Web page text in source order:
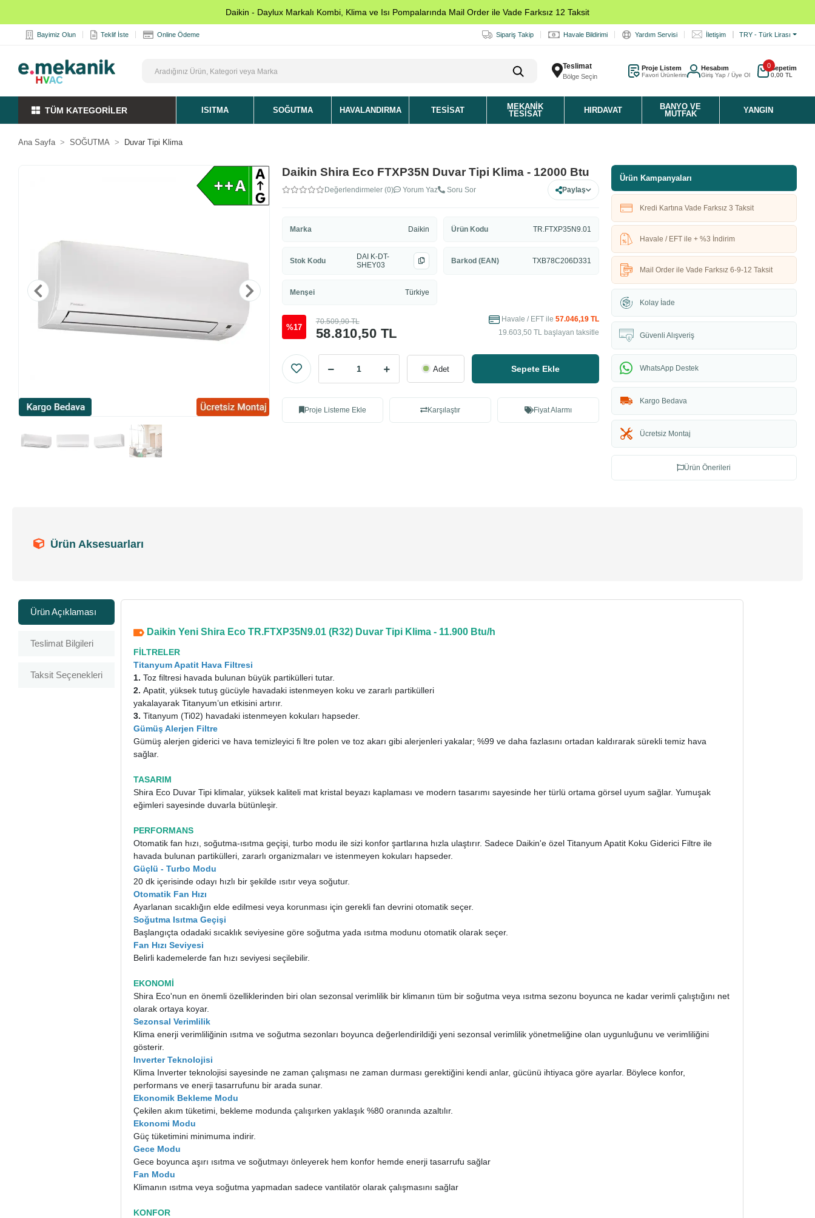
Daikin - Daylux Markalı Kombi, Klima ve Isı Pompalarında Mail Order ile Vade Farksız 12 Taksit
Bayimiz Olun Teklif İste Online Ödeme Sipariş Takip Havale Bildirimi Yardım Servisi İletişim TRY - Türk Lirası
Teslimat
Bölge Seçin
Proje Listem
Favori Ürünlerim
Hesabım
Giriş Yap / Üye Ol
0Sepetim
0,00 TL
TÜM KATEGORİLER ISITMA SOĞUTMA HAVALANDIRMA TESISAT
MEKANIK
TESISAT
HIRDAVAT
BANYO VE
MUTFAK
YANGIN
Ana Sayfa SOĞUTMA Duvar Tipi Klima
Daikin Shira Eco FTXP35N Duvar Tipi Klima - 12000 Btu
Değerlendirmeler (0) Yorum Yaz Soru Sor Paylaş
Marka Daikin Ürün Kodu TR.FTXP35N9.01
Stok Kodu
DAI K-DT-
SHEY03
Barkod (EAN) TXB78C206D331
Menşei Türkiye
%17 58.810,50 TL
70.509,90 TL Havale / EFT ile 57.046,19 TL
19.603,50 TL başlayan taksitle
Adet Sepete Ekle
Proje Listeme Ekle Karşılaştır Fiyat Alarmı
Ürün Kampanyaları
Kredi Kartına Vade Farksız 3 Taksit
Havale / EFT ile + %3 İndirim
Mail Order ile Vade Farksız 6-9-12 Taksit
Kolay İade
Güvenli Alışveriş
WhatsApp Destek
Kargo Bedava
Ücretsiz Montaj
Ürün Önerileri
Ürün Aksesuarları
Ürün Açıklaması
Teslimat Bilgileri
Taksit Seçenekleri
Daikin Yeni Shira Eco TR.FTXP35N9.01 (R32) Duvar Tipi Klima - 11.900 Btu/h
FİLTRELER
Titanyum Apatit Hava Filtresi
1. Toz ﬁltresi havada bulunan büyük partikülleri tutar.
2. Apatit, yüksek tutuş gücüyle havadaki istenmeyen koku ve zararlı partikülleri
yakalayarak Titanyum’un etkisini artırır.
3.Titanyum (Ti02) havadaki istenmeyen kokuları hapseder.
Gümüş Alerjen Filtre
Gümüş alerjen giderici ve hava temizleyici ﬁ ltre polen ve toz akarı gibi alerjenleri yakalar; %99 ve daha fazlasını ortadan kaldırarak sürekli temiz hava
sağlar.
TASARIM
Shira Eco Duvar Tipi klimalar, yüksek kaliteli mat kristal beyazı kaplaması ve modern tasarımı sayesinde her türlü ortama görsel uyum sağlar. Yumuşak
eğimleri sayesinde duvarla bütünleşir.
PERFORMANS
Otomatik fan hızı, soğutma-ısıtma geçişi, turbo modu ile sizi konfor şartlarına hızla ulaştırır. Sadece Daikin'e özel Titanyum Apatit Koku Giderici Filtre ile
havada bulunan partikülleri, zararlı organizmaları ve istenmeyen kokuları hapseder.
Güçlü - Turbo Modu
20 dk içerisinde odayı hızlı bir şekilde ısıtır veya soğutur.
Otomatik Fan Hızı
Ayarlanan sıcaklığın elde edilmesi veya korunması için gerekli fan devrini otomatik seçer.
Soğutma Isıtma Geçişi
Başlangıçta odadaki sıcaklık seviyesine göre soğutma yada ısıtma modunu otomatik olarak seçer.
Fan Hızı Seviyesi
Belirli kademelerde fan hızı seviyesi seçilebilir.
EKONOMİ
Shira Eco'nun en önemli özelliklerinden biri olan sezonsal verimlilik bir klimanın tüm bir soğutma veya ısıtma sezonu boyunca ne kadar verimli çalıştığını net
olarak ortaya koyar.
Sezonsal Verimlilik
Klima enerji verimliliğinin ısıtma ve soğutma sezonları boyunca değerlendirildiği yeni sezonsal verimlilik yönetmeliğine olan uygunluğunu ve verimliliğini
gösterir.
Inverter Teknolojisi
Klima Inverter teknolojisi sayesinde ne zaman çalışması ne zaman durması gerektiğini kendi anlar, gücünü ihtiyaca göre ayarlar. Böylece konfor,
performans ve enerji tasarrufunu bir arada sunar.
Ekonomik Bekleme Modu
Çekilen akım tüketimi, bekleme modunda çalışırken yaklaşık %80 oranında azaltılır.
Ekonomi Modu
Güç tüketimini minimuma indirir.
Gece Modu
Gece boyunca aşırı ısıtma ve soğutmayı önleyerek hem konfor hemde enerji tasarrufu sağlar
Fan Modu
Klimanın ısıtma veya soğutma yapmadan sadece vantilatör olarak çalışmasını sağlar
KONFOR